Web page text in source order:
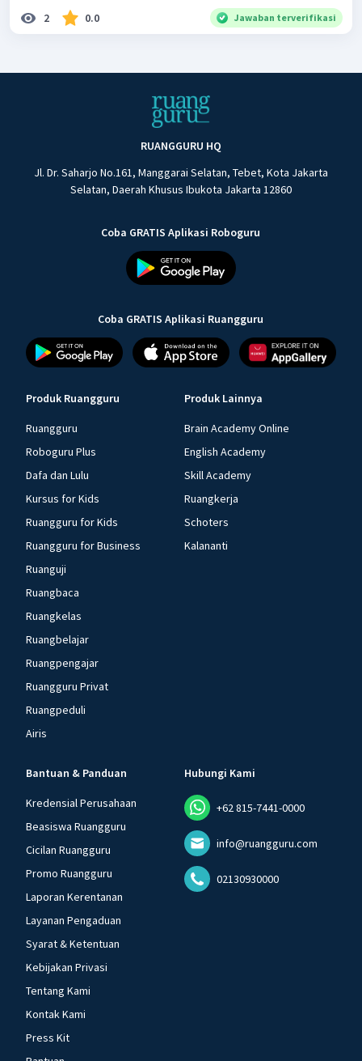
2 0.0 Jawaban terverifikasi
RUANGGURU HQ
Jl. Dr. Saharjo No.161, Manggarai Selatan, Tebet, Kota Jakarta
Selatan, Daerah Khusus Ibukota Jakarta 12860
Coba GRATIS Aplikasi Roboguru
Coba GRATIS Aplikasi Ruangguru
Produk Ruangguru
Ruangguru
Roboguru Plus
Dafa dan Lulu
Kursus for Kids
Ruangguru for Kids
Ruangguru for Business
Ruanguji
Ruangbaca
Ruangkelas
Ruangbelajar
Ruangpengajar
Ruangguru Privat
Ruangpeduli
Airis
Produk Lainnya
Brain Academy Online
English Academy
Skill Academy
Ruangkerja
Schoters
Kalananti
Bantuan & Panduan
Kredensial Perusahaan
Beasiswa Ruangguru
Cicilan Ruangguru
Promo Ruangguru
Laporan Kerentanan
Layanan Pengaduan
Syarat & Ketentuan
Kebijakan Privasi
Tentang Kami
Kontak Kami
Press Kit
Hubungi Kami
+62 815-7441-0000
info@ruangguru.com
02130930000